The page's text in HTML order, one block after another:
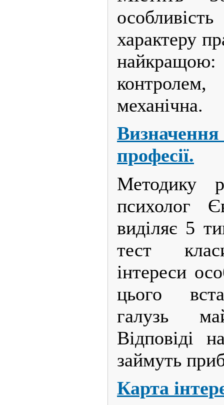
характеру
механічна.
професії.
Методику
психолог
виділяє 5
тест
інтереси
цього
галузь
Відповіді
займуть
Карта